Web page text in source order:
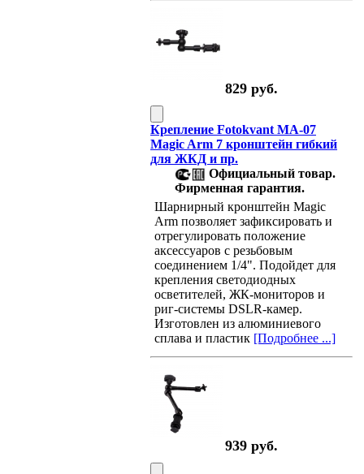
829 руб.
Крепление Fotokvant MA-07
Magic Arm 7 кронштейн гибкий
для ЖКД и пр.
Официальный товар.
Фирменная гарантия.
Шарнирный кронштейн Magic
Arm позволяет зафиксировать и
отрегулировать положение
аксессуаров с резьбовым
соединением 1/4". Подойдет для
крепления светодиодных
осветителей, ЖК-мониторов и
риг-системы DSLR-камер.
Изготовлен из алюминиевого
сплава и пластик [Подробнее ...]
939 руб.